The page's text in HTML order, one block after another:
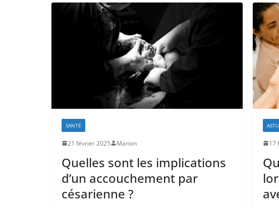
SANTÉ
21 février 2025 Marion
Quelles sont les implications
d’un accouchement par
césarienne ?
17